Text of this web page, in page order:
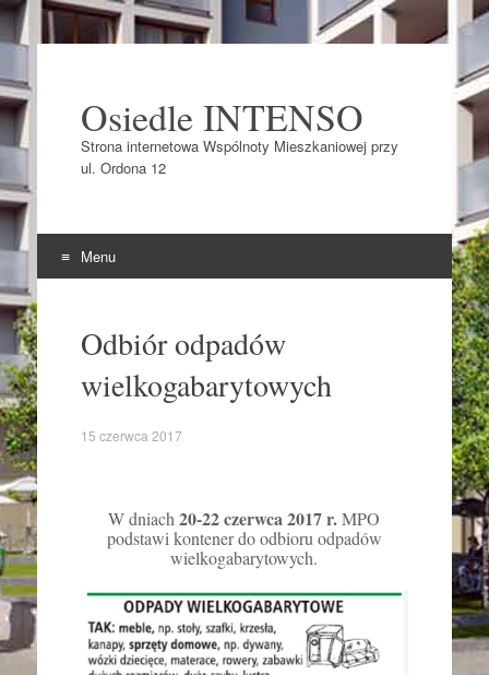
Osiedle INTENSO
Strona internetowa Wspólnoty Mieszkaniowej przy
ul. Ordona 12
Menu
Odbiór odpadów
wielkogabarytowych
15 czerwca 2017
W dniach20-22 czerwca 2017 r.MPO
podstawi kontener do odbioru odpadów
wielkogabarytowych.